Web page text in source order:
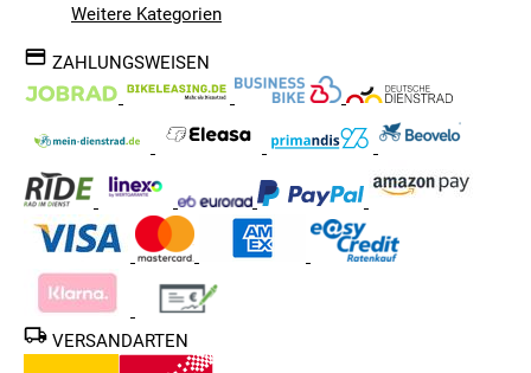
Weitere Kategorien
ZAHLUNGSWEISEN
VERSANDARTEN